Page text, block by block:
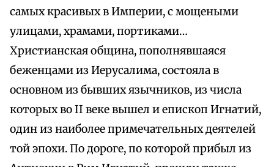
самых красивых в Империи, с мощеными
улицами, храмами, портиками…
Христианская община, пополнявшаяся
беженцами из Иерусалима, состояла в
основном из бывших язычников, из числа
которых во II веке вышел и епископ Игнатий,
один из наиболее примечательных деятелей
той эпохи. По дороге, по которой прибыл из